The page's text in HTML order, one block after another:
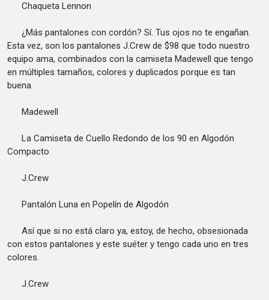
Chaqueta Lennon
¿Más pantalones con cordón? Sí. Tus ojos no te engañan.
Esta vez, son los pantalones J.Crew de $98 que todo nuestro
equipo ama, combinados con la camiseta Madewell que tengo
en múltiples tamaños, colores y duplicados porque es tan
buena.
Madewell
La Camiseta de Cuello Redondo de los 90 en Algodón
Compacto
J.Crew
Pantalón Luna en Popelín de Algodón
Así que si no está claro ya, estoy, de hecho, obsesionada
con estos pantalones y este suéter y tengo cada uno en tres
colores.
J.Crew